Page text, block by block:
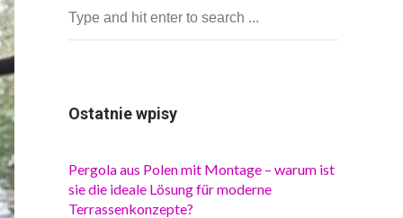
Ostatnie wpisy
Pergola aus Polen mit Montage – warum ist
sie die ideale Lösung für moderne
Terrassenkonzepte?